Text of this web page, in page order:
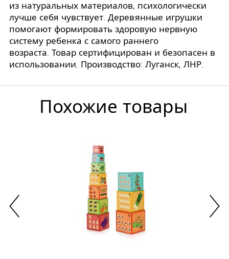
из натуральных материалов, психологически
лучше себя чувствует. Деревянные игрушки
помогают формировать здоровую нервную
систему ребенка с самого раннего
возраста. Товар сертифицирован и безопасен в
использовании. Производство: Луганск, ЛНР.
Похожие товары